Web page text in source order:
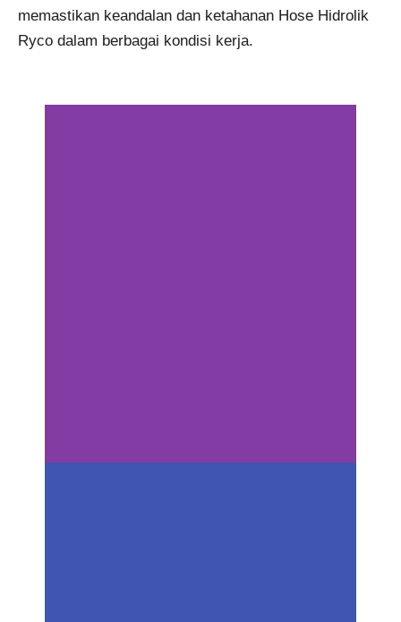
memastikan keandalan dan ketahanan Hose Hidrolik
Ryco dalam berbagai kondisi kerja.